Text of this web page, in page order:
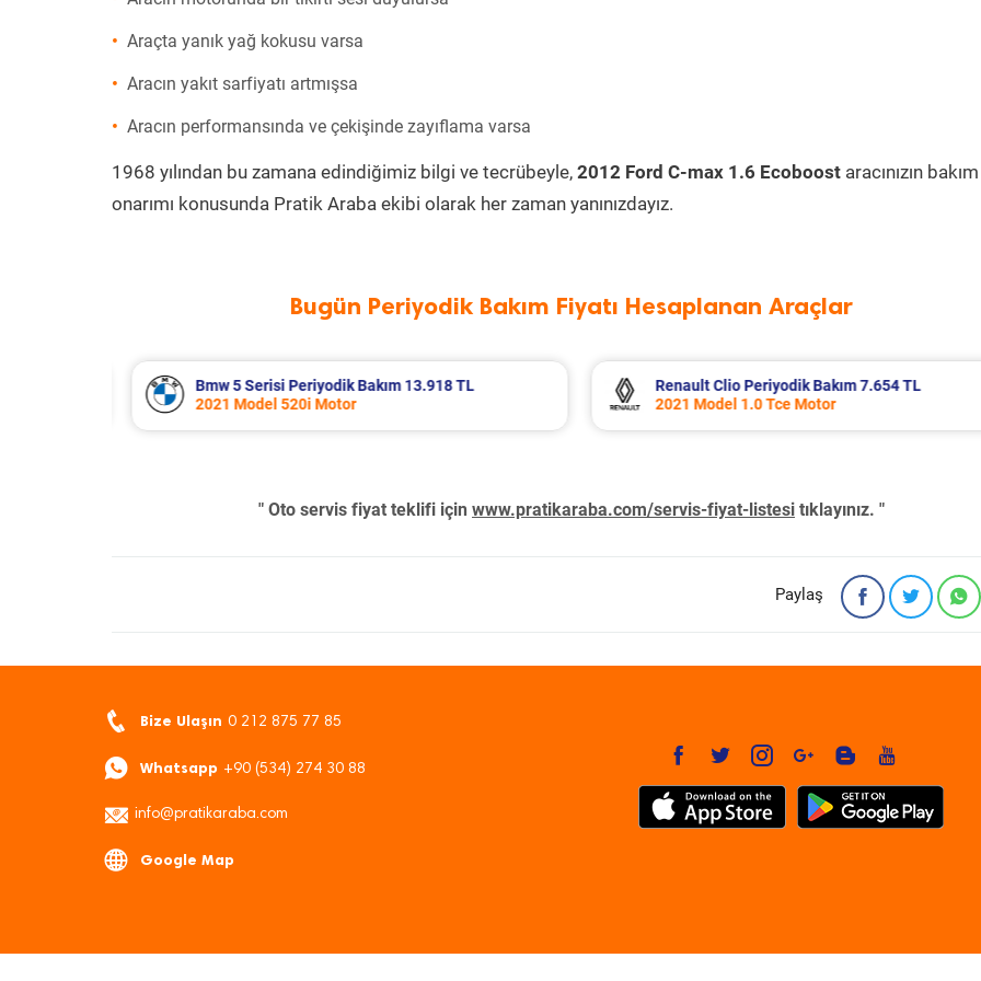
Araçta yanık yağ kokusu varsa
Aracın yakıt sarfiyatı artmışsa
Aracın performansında ve çekişinde zayıflama varsa
1968 yılından bu zamana edindiğimiz bilgi ve tecrübeyle, 2012 Ford C-max 1.6 Ecoboost aracınızın
onarımı konusunda Pratik Araba ekibi olarak her zaman yanınızdayız.
Bugün Periyodik Bakım Fiyatı Hesaplanan Araçlar
Renault Clio Periyodik Bakım 7.654 TL
2021 Model 1.0 Tce Motor
Mitsubishi L300 Periyodik Bakım 6.726 TL
2003 Model 2.5 Motor
" Oto servis fiyat teklifi için www.pratikaraba.com/servis-fiyat-listesi tıklayınız. "
Paylaş
Bize Ulaşın 0 212 875 77 85
Whatsapp +90 (534) 274 30 88
info@pratikaraba.com
Google Map